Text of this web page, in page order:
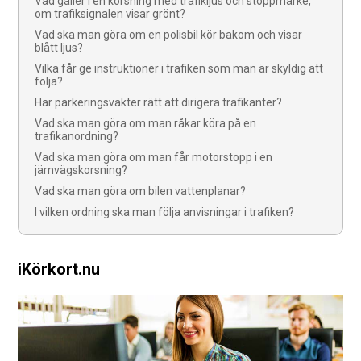
om trafiksignalen visar grönt?
Vad ska man göra om en polisbil kör bakom och visar
blått ljus?
Vilka får ge instruktioner i trafiken som man är skyldig att
följa?
Har parkeringsvakter rätt att dirigera trafikanter?
Vad ska man göra om man råkar köra på en
trafikanordning?
Vad ska man göra om man får motorstopp i en
järnvägskorsning?
Vad ska man göra om bilen vattenplanar?
I vilken ordning ska man följa anvisningar i trafiken?
iKörkort.nu